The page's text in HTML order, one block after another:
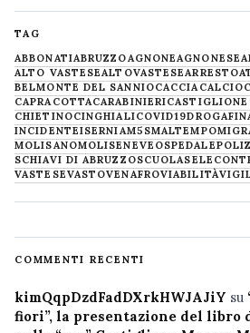
TAG
ABBONATIABRUZZOAGNONEAGNONESE
ALTO VASTESEALTOVASTESEARRESTO
BELMONTE DEL SANNIOCACCIA CALCIO
CAPRACOTTACARABINIERICASTIGLIONE
CHIETINOCINGHIALICOVID19DROGA
INCIDENTEISERNIAM5SMALTEMPO
MOLISANOMOLISENEVE OSPEDALE
SCHIAVI DI ABRUZZOSCUOLA
VASTESEVASTOVENAFROVIABILITÀ
COMMENTI RECENTI
kimQqpDzdFadDXrkHWJAJiY su
fiori”, la presentazione del libro